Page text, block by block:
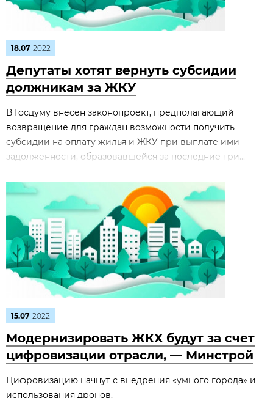
18.07 2022
Депутаты хотят вернуть субсидии
должникам за ЖКУ
В Госдуму внесен законопроект, предполагающий
возвращение для граждан возможности получить
субсидии на оплату жилья и ЖКУ при выплате ими
задолженности, образовавшейся за последние три...
15.07 2022
Модернизировать ЖКХ будут за счет
цифровизации отрасли, — Минстрой
Цифровизацию начнут с внедрения «умного города» и
использования дронов.